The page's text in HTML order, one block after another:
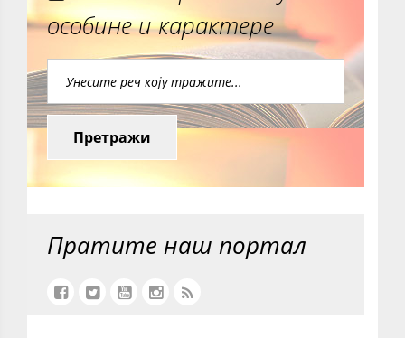
особине и карактере
Претражи
Пратите наш портал